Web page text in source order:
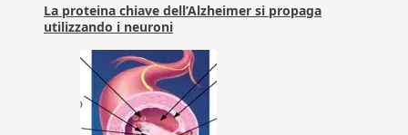
La proteina chiave dell’Alzheimer si propaga
utilizzando i neuroni